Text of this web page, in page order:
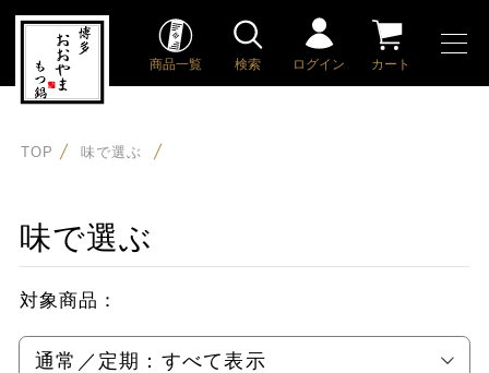
商品一覧 検索 ログイン カート
TOP 味で選ぶ
味で選ぶ
対象商品：
通常／定期： すべて表示